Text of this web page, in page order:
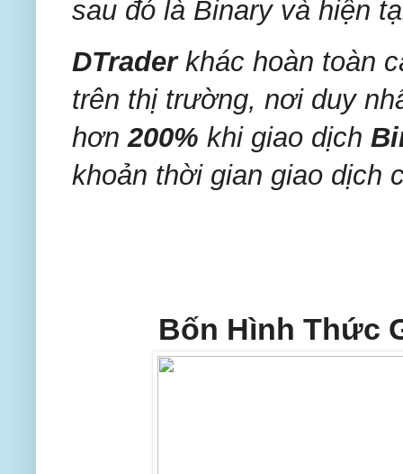
sau đó là Binary và hiện
DTraderkhác hoàn toàn
trên thị trường, nơi duy
hơn200% khi giao dịch
khoản thời gian giao dịch
Bốn Hình Thức